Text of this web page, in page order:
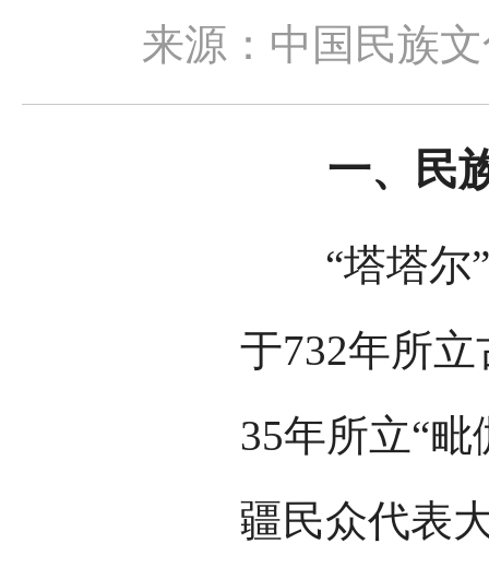
来源：中国民族
一、民
“塔塔尔”
于732年所
35年所立“
疆民众代表